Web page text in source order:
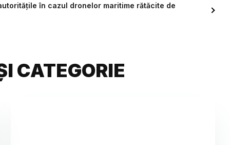
în cazul dronelor maritime rătăcite de
CATEGORIE